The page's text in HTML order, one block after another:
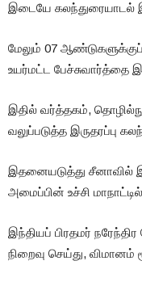
இடையே கலந்துரையாடல்
மேலும் 07
உயர்மட்ட பேச்சுவார்த்தை
இதில் வர்த்தகம்,
வலுப்படுத்த இருதரப்பு
இதனையடுத்து சீனாவில்
அமைப்பின் உச்சி
இந்தியப் பிரதமர்
நிறைவு செய்து,